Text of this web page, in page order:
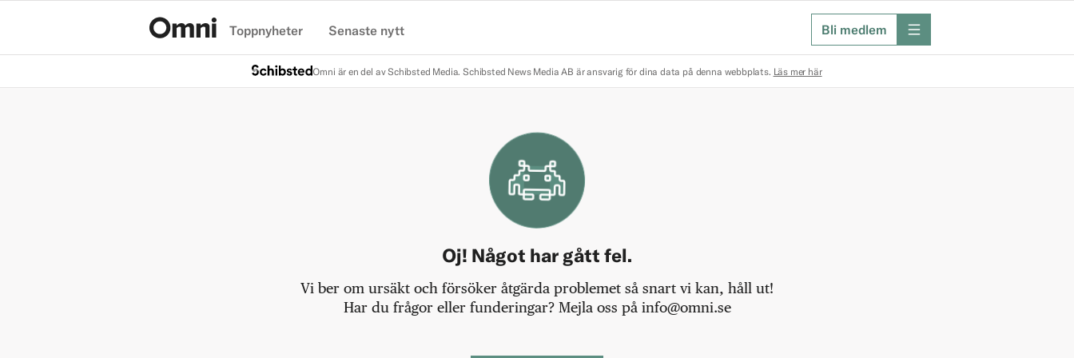
Toppnyheter Senaste nytt Bli medlem meny
Omni är en del av Schibsted Media. Schibsted News Media AB är ansvarig för dina data på denna webbplats. Läs mer här
Oj! Något har gått fel.
Vi ber om ursäkt och försöker åtgärda problemet så snart vi kan, håll ut!
Har du frågor eller funderingar? Mejla oss på info@omni.se